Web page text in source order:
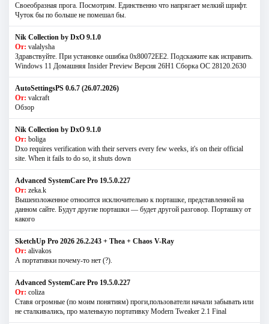
Своеобразная прога. Посмотрим. Единственно что напрягает мелкий шрифт.
Чуток бы по больше не помешал бы.
Nik Collection by DxO 9.1.0
От: valalysha
Здравствуйте. При установке ошибка 0х80072EE2. Подскажите как исправить.
Windows 11 Домашняя Insider Preview Версия 26H1 Сборка ОС 28120.2630
AutoSettingsPS 0.6.7 (26.07.2026)
От: valcraft
Обзор
Nik Collection by DxO 9.1.0
От: boliga
Dxo requires verification with their servers every few weeks, it's on their official
site. When it fails to do so, it shuts down
Advanced SystemCare Pro 19.5.0.227
От: zeka.k
Вышеизложенное относится исключительно к порташке, представленной на
данном сайте. Будут другие порташки — будет другой разговор. Порташку от
какого
SketchUp Pro 2026 26.2.243 + Thea + Chaos V-Ray
От: alivakos
А портативки почему-то нет (?).
Advanced SystemCare Pro 19.5.0.227
От: coliza
Ставя огромные (по моим понятиям) проги,пользователи начали забывать или
не сталкивались, про маленькую портативку Modern Tweaker 2.1 Final